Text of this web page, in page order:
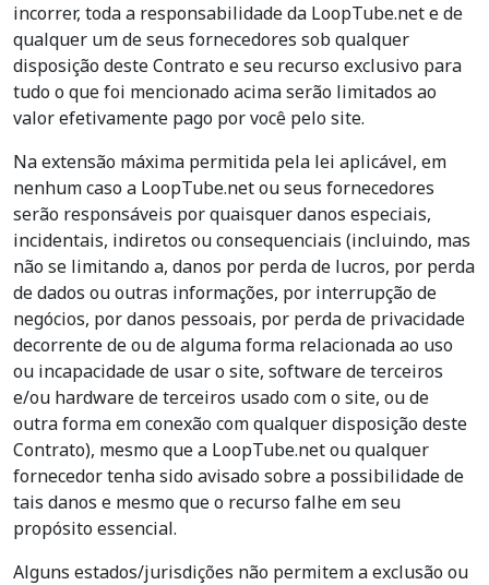
incorrer, toda a responsabilidade da LoopTube.net e de
qualquer um de seus fornecedores sob qualquer
disposição deste Contrato e seu recurso exclusivo para
tudo o que foi mencionado acima serão limitados ao
valor efetivamente pago por você pelo site.
Na extensão máxima permitida pela lei aplicável, em
nenhum caso a LoopTube.net ou seus fornecedores
serão responsáveis por quaisquer danos especiais,
incidentais, indiretos ou consequenciais (incluindo, mas
não se limitando a, danos por perda de lucros, por perda
de dados ou outras informações, por interrupção de
negócios, por danos pessoais, por perda de privacidade
decorrente de ou de alguma forma relacionada ao uso
ou incapacidade de usar o site, software de terceiros
e/ou hardware de terceiros usado com o site, ou de
outra forma em conexão com qualquer disposição deste
Contrato), mesmo que a LoopTube.net ou qualquer
fornecedor tenha sido avisado sobre a possibilidade de
tais danos e mesmo que o recurso falhe em seu
propósito essencial.
Alguns estados/jurisdições não permitem a exclusão ou